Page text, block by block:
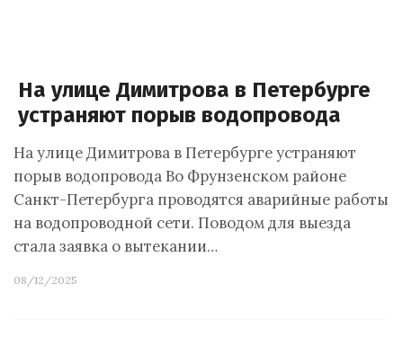
На улице Димитрова в Петербурге
устраняют порыв водопровода
На улице Димитрова в Петербурге устраняют
порыв водопровода Во Фрунзенском районе
Санкт-Петербурга проводятся аварийные работы
на водопроводной сети. Поводом для выезда
стала заявка о вытекании…
08/12/2025